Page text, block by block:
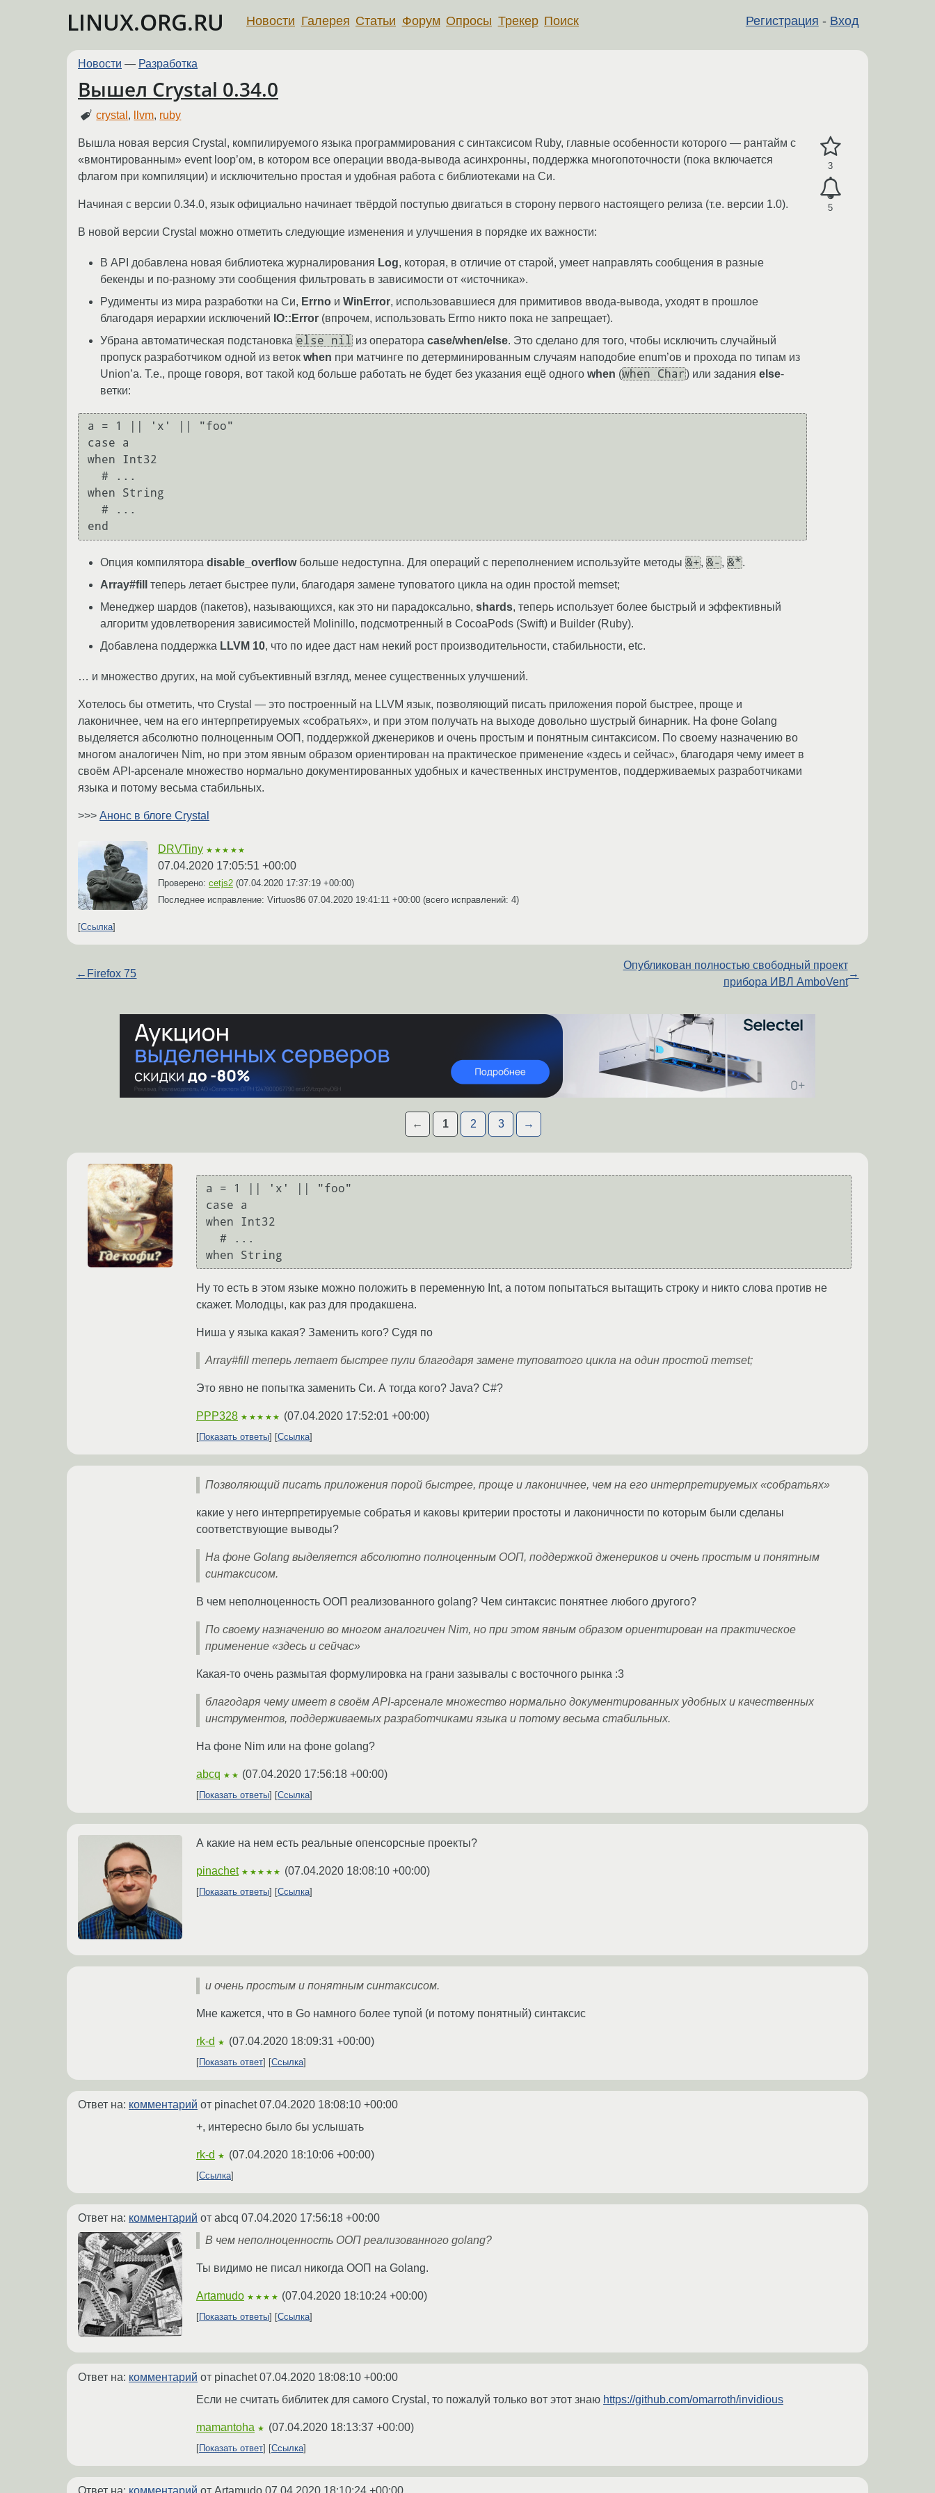
LINUX.ORG.RU Регистрация - Вход
Новости Галерея Статьи Форум Опросы Трекер Поиск
Новости — Разработка
Вышел Crystal 0.34.0
crystal , llvm, ruby
3
5
Вышла новая версия Crystal, компилируемого языка программирования с синтаксисом Ruby, главные особенности которого — рантайм с
«вмонтированным» event loop’ом, в котором все операции ввода-вывода асинхронны, поддержка многопоточности (пока включается
флагом при компиляции) и исключительно простая и удобная работа с библиотеками на Си.
Начиная с версии 0.34.0, язык официально начинает твёрдой поступью двигаться в сторону первого настоящего релиза (т.е. версии 1.0).
В новой версии Crystal можно отметить следующие изменения и улучшения в порядке их важности:
В API добавлена новая библиотека журналирования Log, которая, в отличие от старой, умеет направлять сообщения в разные
бекенды и по-разному эти сообщения фильтровать в зависимости от «источника».
Рудименты из мира разработки на Си, Errno и WinError, использовавшиеся для примитивов ввода-вывода, уходят в прошлое
благодаря иерархии исключений IO::Error (впрочем, использовать Errno никто пока не запрещает).
Убрана автоматическая подстановка else nil из оператора case/when/else. Это сделано для того, чтобы исключить случайный
пропуск разработчиком одной из веток when при матчинге по детерминированным случаям наподобие enum’ов и прохода по типам из
Union’а. Т.е., проще говоря, вот такой код больше работать не будет без указания ещё одного when (when Char) или задания else-
ветки:
a = 1 || 'x' || "foo"
case a
when Int32
when String
Опция компилятора disable_overflowбольше недоступна. Для операций с переполнением используйте методы &+, &- , &*.
Array#fill
теперь летает быстрее пули, благодаря замене туповатого цикла на один простой memset;
Менеджер шардов (пакетов), называющихся, как это ни парадоксально, shards, теперь использует более быстрый и эффективный
алгоритм удовлетворения зависимостей Molinillo, подсмотренный в CocoaPods (Swift) и Builder (Ruby).
Добавлена поддержка LLVM 10, что по идее даст нам некий рост производительности, стабильности, etc.
… и множество других, на мой субъективный взгляд, менее существенных улучшений.
Хотелось бы отметить, что Crystal — это построенный на LLVM язык, позволяющий писать приложения порой быстрее, проще и
лаконичнее, чем на его интерпретируемых «собратьях», и при этом получать на выходе довольно шустрый бинарник. На фоне Golang
выделяется абсолютно полноценным ООП, поддержкой дженериков и очень простым и понятным синтаксисом. По своему назначению во
многом аналогичен Nim, но при этом явным образом ориентирован на практическое применение «здесь и сейчас», благодаря чему имеет в
своём API-арсенале множество нормально документированных удобных и качественных инструментов, поддерживаемых разработчиками
языка и потому весьма стабильных.
>>> Анонс в блоге Crystal
DRVTiny ★★★★★
07.04.2020 17:05:51 +00:00
Проверено: cetjs2 (07.04.2020 17:37:19 +00:00)
Последнее исправление: Virtuos86 07.04.2020 19:41:11 +00:00 (всего исправлений: 4)
Ссылка
← Firefox 75
Опубликован полностью свободный проект
прибора ИВЛ AmboVent
→
← 1 2 3 →
a = 1 || 'x' || "foo"
case a
when Int32
Ну то есть в этом языке можно положить в переменную Int, а потом попытаться вытащить строку и никто слова против не
скажет. Молодцы, как раз для продакшена.
Ниша у языка какая? Заменить кого? Судя по
Array#fill теперь летает быстрее пули благодаря замене туповатого цикла на один простой memset;
Это явно не попытка заменить Си. А тогда кого? Java? C#?
PPP328 ★★★★★ (07.04.2020 17:52:01 +00:00)
Показать ответы Ссылка
Позволяющий писать приложения порой быстрее, проще и лаконичнее, чем на его интерпретируемых «собратьях»
какие у него интерпретируемые собратья и каковы критерии простоты и лаконичности по которым были сделаны
соответствующие выводы?
На фоне Golang выделяется абсолютно полноценным ООП, поддержкой дженериков и очень простым и понятным
синтаксисом.
В чем неполноценность ООП реализованного golang? Чем синтаксис понятнее любого другого?
По своему назначению во многом аналогичен Nim, но при этом явным образом ориентирован на практическое
применение «здесь и сейчас»
Какая-то очень размытая формулировка на грани зазывалы с восточного рынка :3
благодаря чему имеет в своём API-арсенале множество нормально документированных удобных и качественных
инструментов, поддерживаемых разработчиками языка и потому весьма стабильных.
На фоне Nim или на фоне golang?
abcq ★★ (07.04.2020 17:56:18 +00:00)
Показать ответы Ссылка
А какие на нем есть реальные опенсорсные проекты?
pinachet ★★★★★ (07.04.2020 18:08:10 +00:00)
Показать ответы Ссылка
и очень простым и понятным синтаксисом.
Мне кажется, что в Go намного более тупой (и потому понятный) синтаксис
rk-d ★ (07.04.2020 18:09:31 +00:00)
Показать ответ Ссылка
Ответ на: комментарий от pinachet07.04.2020 18:08:10 +00:00
+, интересно было бы услышать
rk-d ★ (07.04.2020 18:10:06 +00:00)
Ссылка
Ответ на: комментарий от abcq 07.04.2020 17:56:18 +00:00
В чем неполноценность ООП реализованного golang?
Ты видимо не писал никогда ООП на Golang.
Artamudo ★★★★ (07.04.2020 18:10:24 +00:00)
Показать ответы Ссылка
Ответ на: комментарий от pinachet07.04.2020 18:08:10 +00:00
Если не считать библитек для самого Crystal, то пожалуй только вот этот знаю https://github.com/omarroth/invidious
mamantoha ★ (07.04.2020 18:13:37 +00:00)
Показать ответ Ссылка
Ответ на: комментарий от Artamudo 07.04.2020 18:10:24 +00:00